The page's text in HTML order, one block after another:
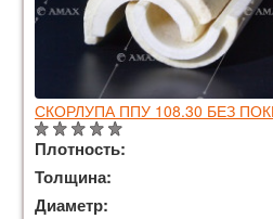
СКОРЛУПА ППУ 108.30 БЕЗ
Плотность:
Толщина:
Диаметр: